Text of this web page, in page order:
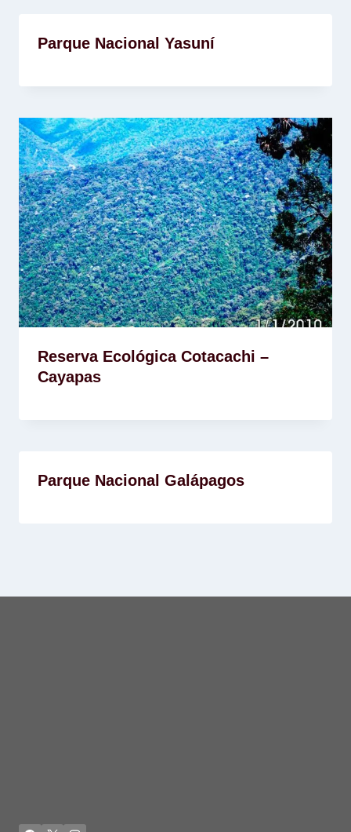
Parque Nacional Yasuní
Reserva Ecológica Cotacachi –
Cayapas
Parque Nacional Galápagos